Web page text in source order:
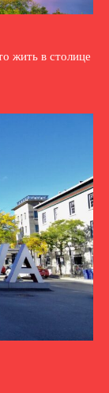
жить в столице